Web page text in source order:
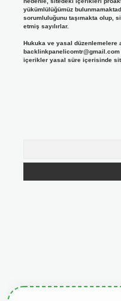
yükümlülüğümüz
sorumluluğunu taşımakta olup,
etmiş sayılırlar.
Hukuka ve yasal düzenlemelere
backlinkpanelicomtr@gmail.com
içerikler yasal süre içerisinde